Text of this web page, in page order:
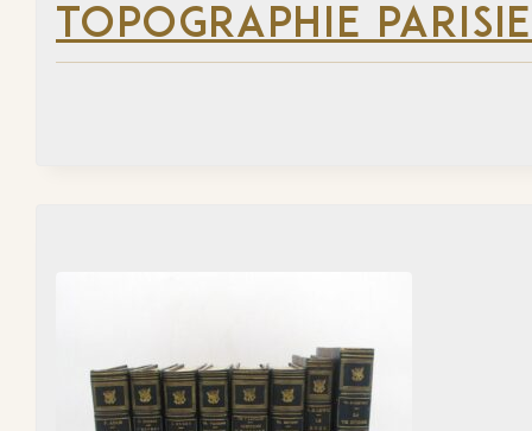
TOPOGRAPHIE